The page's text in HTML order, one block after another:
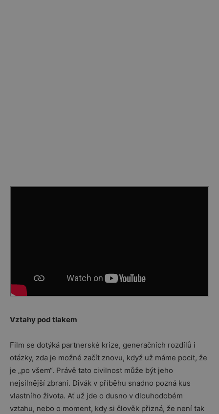
Vztahy pod tlakem
Film se dotýká partnerské krize, generačních rozdílů i
otázky, zda je možné začít znovu, když už máme pocit, že
je „po všem“. Právě tato civilnost může být jeho
nejsilnější zbraní. Divák v příběhu snadno pozná kus
vlastního života. Ať už jde o dusno v dlouhodobém
vztahu, nebo o moment, kdy si člověk přizná, že není tak